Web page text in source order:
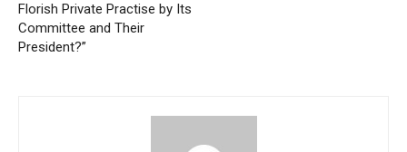
Florish Private Practise by Its
Committee and Their
President?”